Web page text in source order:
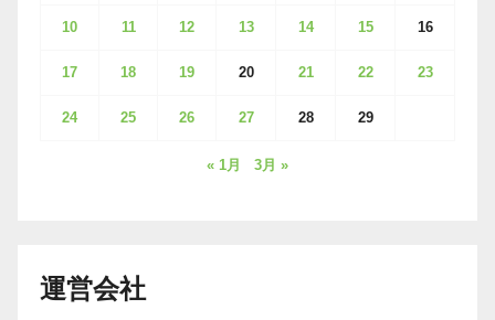
10 11 12 13 14 15 16
17 18 19 20 21 22 23
24 25 26 27 28 29
« 1月 3月 »
運営会社